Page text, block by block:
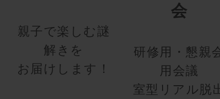
親子で楽しむ謎
解きを
お届けします！
会
研修用・懇親
用会議
室型リアル脱